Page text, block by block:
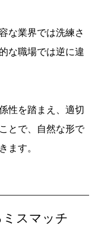
な業界では洗練さ
な職場では逆に違
性を踏まえ、適切
とで、自然な形で
ます。
スマッチ